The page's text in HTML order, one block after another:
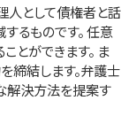
人として債権者と話
るものです。 任意
とができます。 ま
締結します。弁護士
解決方法を提案す